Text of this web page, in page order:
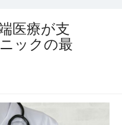
医療が支
ックの最